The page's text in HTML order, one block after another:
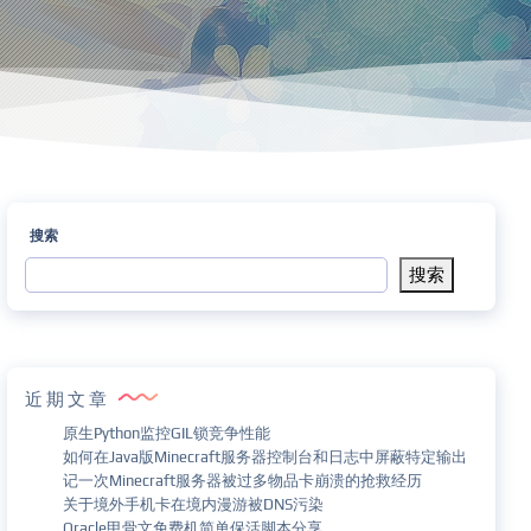
搜索
搜索
近期文章
原生Python监控GIL锁竞争性能
如何在Java版Minecraft服务器控制台和日志中屏蔽特定输出
记一次Minecraft服务器被过多物品卡崩溃的抢救经历
关于境外手机卡在境内漫游被DNS污染